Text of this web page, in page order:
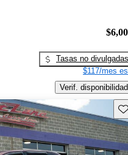
Tasas no divulgadas
$117/mes
Verif. disponibilidad